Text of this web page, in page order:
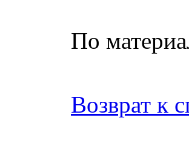
По
Возврат к